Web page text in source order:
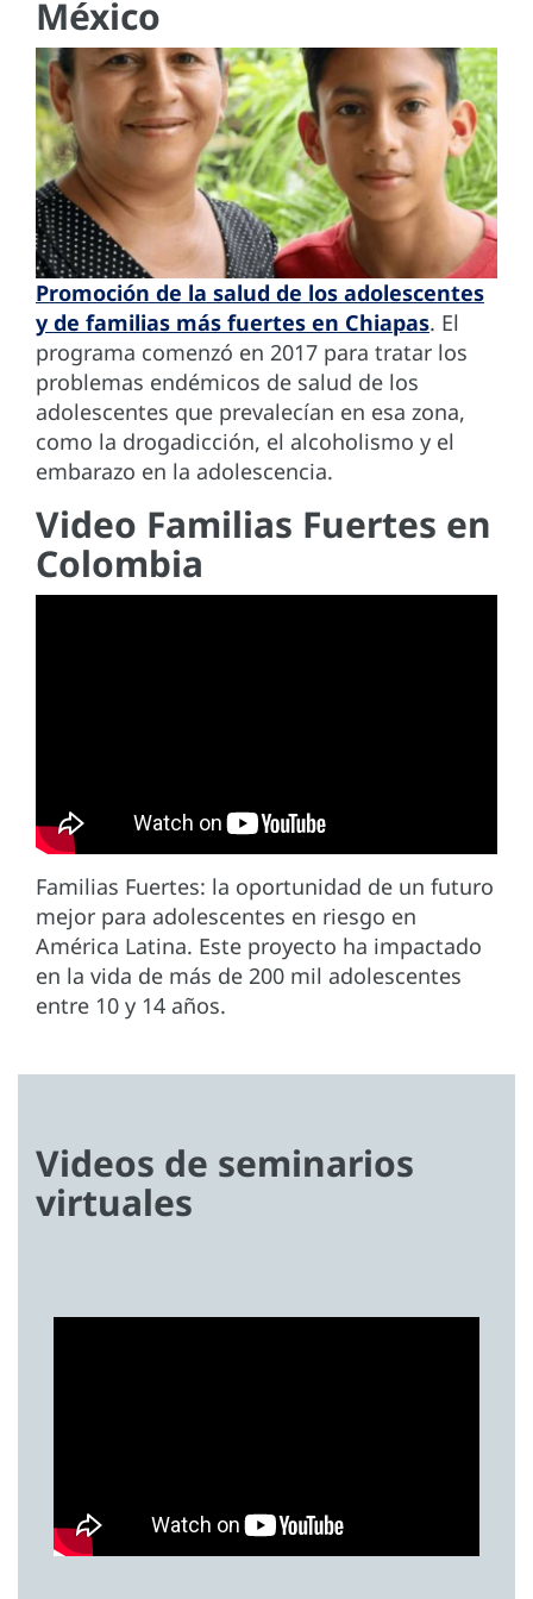
México
Promoción de la salud de los adolescentes
y de familias más fuertes en Chiapas. El
programa comenzó en 2017 para tratar los
problemas endémicos de salud de los
adolescentes que prevalecían en esa zona,
como la drogadicción, el alcoholismo y el
embarazo en la adolescencia.
Video Familias Fuertes en
Colombia
Familias Fuertes: la oportunidad de un futuro
mejor para adolescentes en riesgo en
América Latina. Este proyecto ha impactado
en la vida de más de 200 mil adolescentes
entre 10 y 14 años.
Videos de seminarios
virtuales